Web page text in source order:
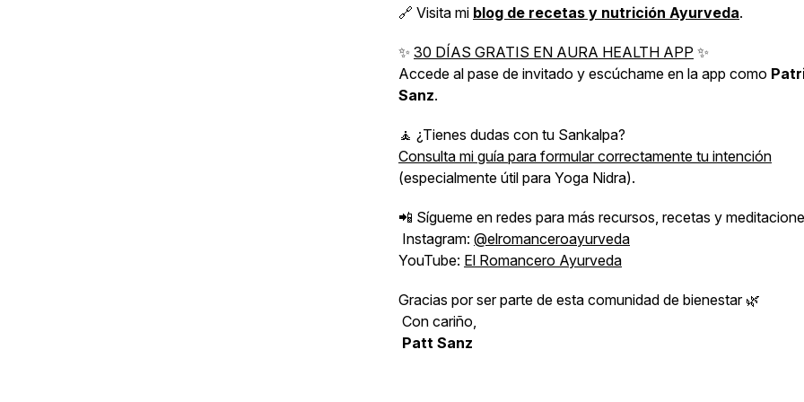
🔗 Visita mi blog de recetas y nutrición Ayurveda.
✨ 30 DÍAS GRATIS EN AURA HEALTH APP ✨
Accede al pase de invitado y escúchame en la app como
Sanz.
🧘 ¿Tienes dudas con tu Sankalpa?
Consulta mi guía para formular correctamente tu intención
(especialmente útil para Yoga Nidra).
📲 Sígueme en redes para más recursos, recetas y
Instagram: @elromanceroayurveda
YouTube: El Romancero Ayurveda
Gracias por ser parte de esta comunidad de bienestar 🌿
Con cariño,
Patt Sanz